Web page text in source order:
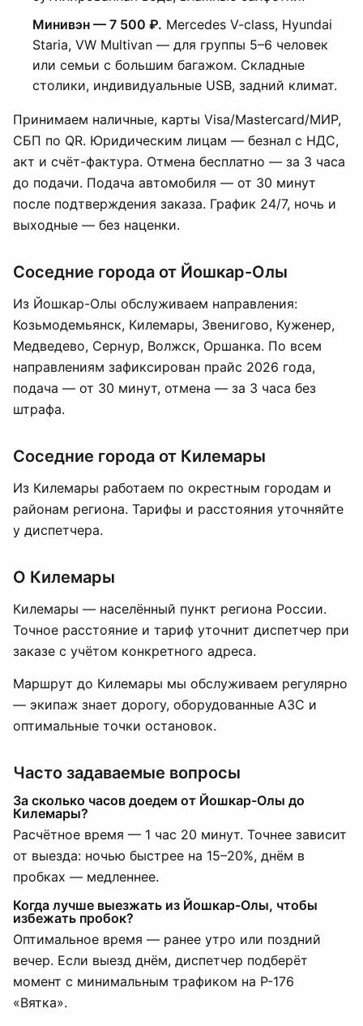
Минивэн — 7 500 ₽. Mercedes V-class, Hyundai
Staria, VW Multivan — для группы 5–6 человек
или семьи с большим багажом. Складные
столики, индивидуальные USB, задний климат.
Принимаем наличные, карты Visa/Mastercard/МИР,
СБП по QR. Юридическим лицам — безнал с НДС,
акт и счёт-фактура. Отмена бесплатно — за 3 часа
до подачи. Подача автомобиля — от 30 минут
после подтверждения заказа. График 24/7, ночь и
выходные — без наценки.
Соседние города от Йошкар-Олы
Из Йошкар-Олы обслуживаем направления:
Козьмодемьянск, Килемары, Звенигово, Куженер,
Медведево, Сернур, Волжск, Оршанка. По всем
направлениям зафиксирован прайс 2026 года,
подача — от 30 минут, отмена — за 3 часа без
штрафа.
Соседние города от Килемары
Из Килемары работаем по окрестным городам и
районам региона. Тарифы и расстояния уточняйте
у диспетчера.
О Килемары
Килемары — населённый пункт региона России.
Точное расстояние и тариф уточнит диспетчер при
заказе с учётом конкретного адреса.
Маршрут до Килемары мы обслуживаем регулярно
— экипаж знает дорогу, оборудованные АЗС и
оптимальные точки остановок.
Часто задаваемые вопросы
За сколько часов доедем от Йошкар-Олы до
Килемары?
Расчётное время — 1 час 20 минут. Точнее зависит
от выезда: ночью быстрее на 15–20%, днём в
пробках — медленнее.
Когда лучше выезжать из Йошкар-Олы, чтобы
избежать пробок?
Оптимальное время — ранее утро или поздний
вечер. Если выезд днём, диспетчер подберёт
момент с минимальным трафиком на Р-176
«Вятка».